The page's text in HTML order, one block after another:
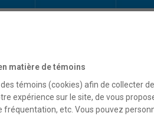
// REL2254
Description Horaire -
matière de témoins
témoins (cookies) afin de collecter
expérience sur le site, de vous
fréquentation, etc. Vous pouvez